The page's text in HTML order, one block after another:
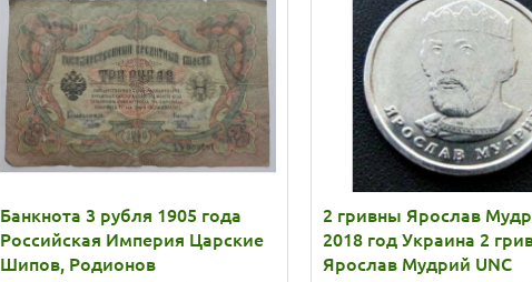
Банкнота 3 рубля 1905 года
Российская Империя Царские
Шипов, Родионов
2 гривны Ярослав
2018 год Украина 2
Ярослав Мудрий UNC